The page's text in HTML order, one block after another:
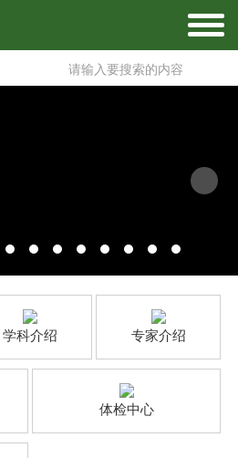
学科介绍 专家介绍
体检中心